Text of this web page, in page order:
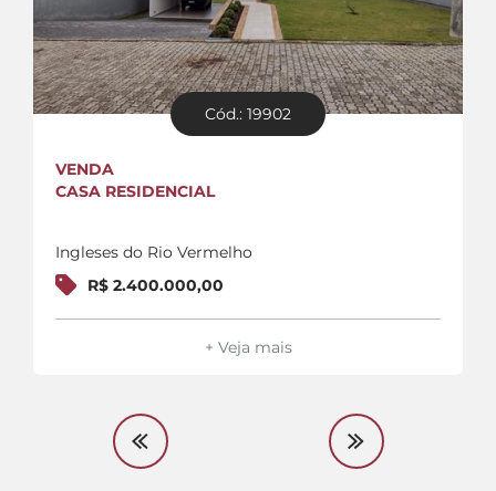
Cód.: 19902
VENDA
CASA RESIDENCIAL
Ingleses do Rio Vermelho
R$ 2.400.000,00
+ Veja mais